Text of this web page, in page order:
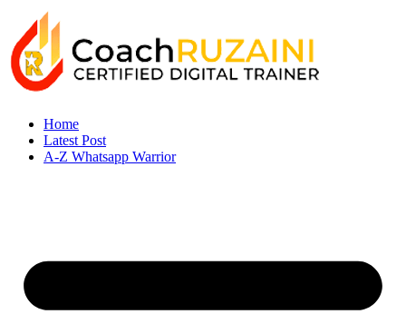
Home
Latest Post
A-Z Whatsapp Warrior